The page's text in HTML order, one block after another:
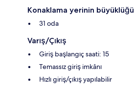
Konaklama yerinin büyüklüğü
31 oda
Varış/Çıkış
Giriş başlangıç saati: 15
Temassız giriş imkânı
Hızlı giriş/çıkış yapılabilir